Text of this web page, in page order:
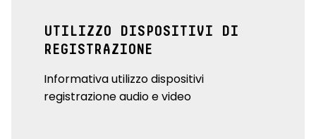
UTILIZZO DISPOSITIVI DI
REGISTRAZIONE
Informativa utilizzo dispositivi
registrazione audio e video